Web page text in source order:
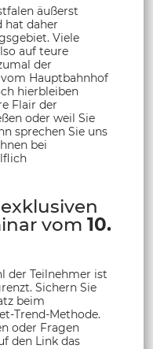
äußerst
hat daher
Viele
auf teure
der
Hauptbahnhof
hierbleiben
Flair der
oder weil Sie
sprechen Sie uns
bei
vom 10.
der Teilnehmer ist
Sichern Sie
beim
Trend-Methode.
oder Fragen
den Link das